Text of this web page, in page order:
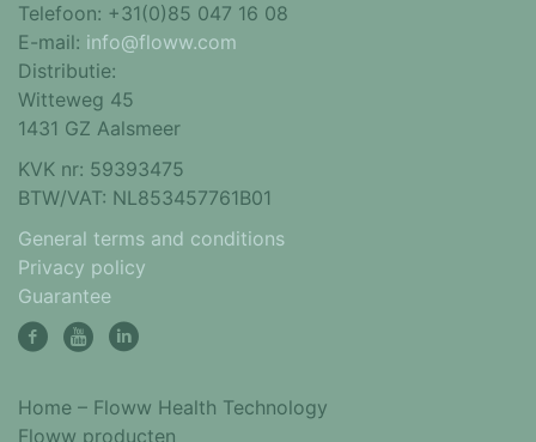
Telefoon: +31(0)85 047 16 08
E-mail: info@floww.com
Distributie:
Witteweg 45
1431 GZ Aalsmeer
KVK nr: 59393475
BTW/VAT: NL853457761B01
General terms and conditions
Privacy policy
Guarantee
Home – Floww Health Technology
Floww producten